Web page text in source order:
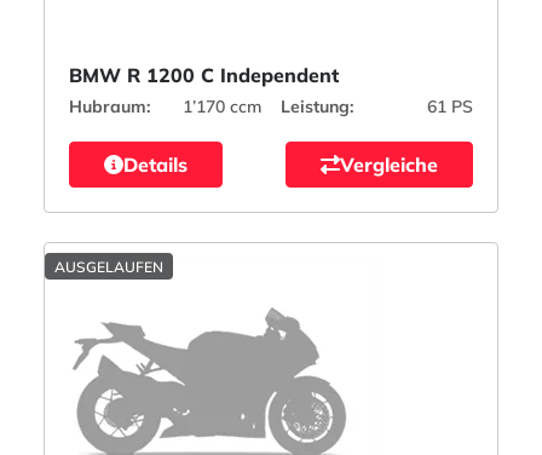
BMW R 1200 C Independent
Hubraum: 1’170 ccm Leistung: 61 PS
Details Vergleiche
AUSGELAUFEN